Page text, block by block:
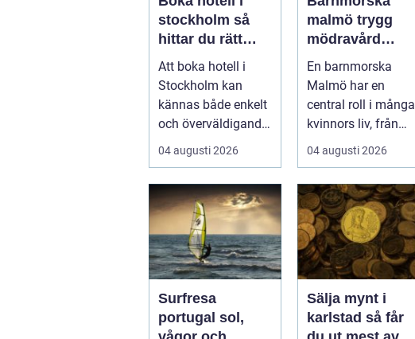
stockholm så
hittar du rätt
boende för din
vistelse
Att boka hotell i
Stockholm kan
kännas både enkelt
och överväldigande
på samma gång.
Utbudet är stor...
04 augusti 2026
malmö trygg
mödravård
genom hela livet
En barnmorska
Malmö har en
central roll i många
kvinnors liv, från
preventivmedelsråd
givninge...
04 augusti 2026
Surfresa
portugal sol,
Sälja mynt i
karlstad så får